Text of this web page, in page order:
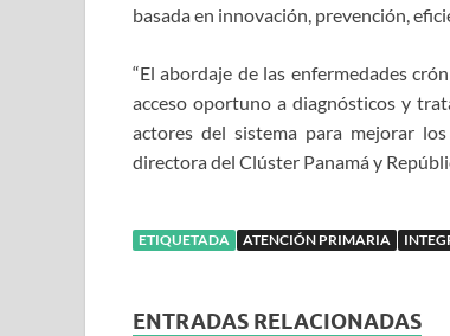
basada en innovación, prevención,
“El abordaje de las enfermedades
acceso oportuno a diagnósticos y
actores del sistema para mejorar
directora del Clúster Panamá y
ETIQUETADA ATENCIÓN PRIMARIA
ENTRADAS RELACIONADAS